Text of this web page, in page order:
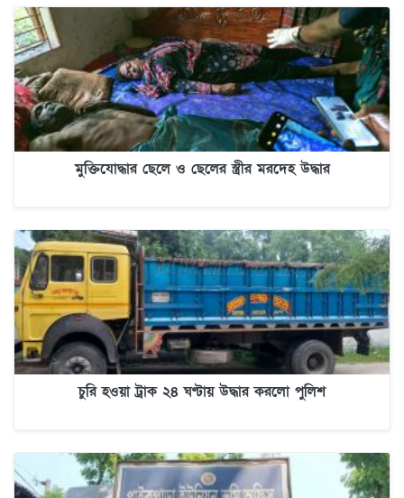
মুক্তিযোদ্ধার ছেলে ও ছেলের স্ত্রীর মরদেহ উদ্ধার
চুরি হওয়া ট্রাক ২৪ ঘণ্টায় উদ্ধার করলো পুলিশ